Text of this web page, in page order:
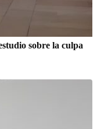
sobre la culpa